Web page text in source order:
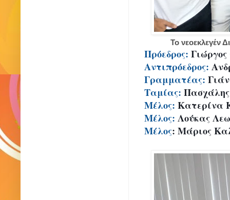
Το νεοεκλεγέν
Πρόεδρος:
Αντιπρόεδρος:
Γραμματέας:
Ταμίας:
Μέλος:
Μέλος:
Μέλος: Μάριος